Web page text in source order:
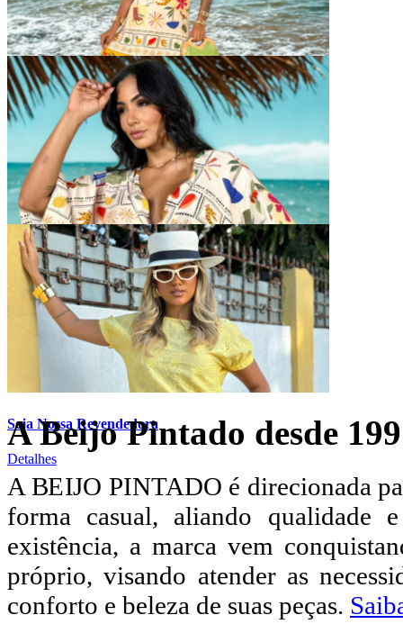
Siga Nosso Instagram
Detalhes
Compre agora
Detalhes
Seja Nossa Revendedora
Detalhes
A Beijo Pintado desde
A BEIJO PINTADO é direcionada
forma casual, aliando
existência, a marca vem
próprio, visando atender as
conforto e beleza de suas peças.